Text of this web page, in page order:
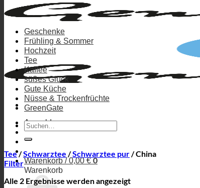
Anmelden
Warenkorb /0,00€ 0
Warenkorb
Geschenke
Frühling & Sommer
Hochzeit
Tee
Kaffee
süßes Glück
Gute Küche
Nüsse & Trockenfrüchte
GreenGate
Suchen
nach:
Tee/Schwarztee /Schwarztee pur/China
Filter
Alle 2 Ergebnisse werden angezeigtNach